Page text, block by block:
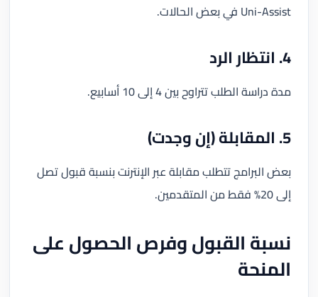
Uni-Assist في بعض الحالات.
4. انتظار الرد
مدة دراسة الطلب تتراوح بين 4 إلى 10 أسابيع.
5. المقابلة (إن وجدت)
بعض البرامج تتطلب مقابلة عبر الإنترنت بنسبة قبول تصل
إلى 20% فقط من المتقدمين.
نسبة القبول وفرص الحصول على
المنحة